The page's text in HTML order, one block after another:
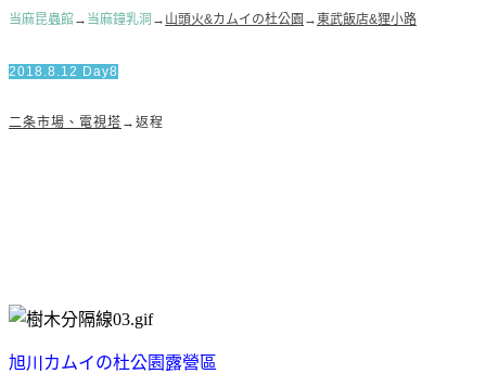
当麻昆蟲館→ 当麻鐘乳洞 → 山頭火&カムイの杜公園 → 東武飯店&狸小路
2018.8.12 Day8
二条市場、電視塔 →返程
旭川カムイの杜公園露營區